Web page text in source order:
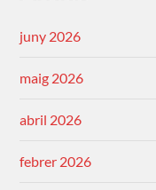
juny 2026
maig 2026
abril 2026
febrer 2026